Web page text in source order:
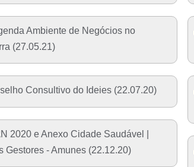
Ambiente de Negócios no
(27.05.21)
Consultivo do Ideies (22.07.20)
2020 e Anexo Cidade Saudável |
Gestores - Amunes (22.12.20)